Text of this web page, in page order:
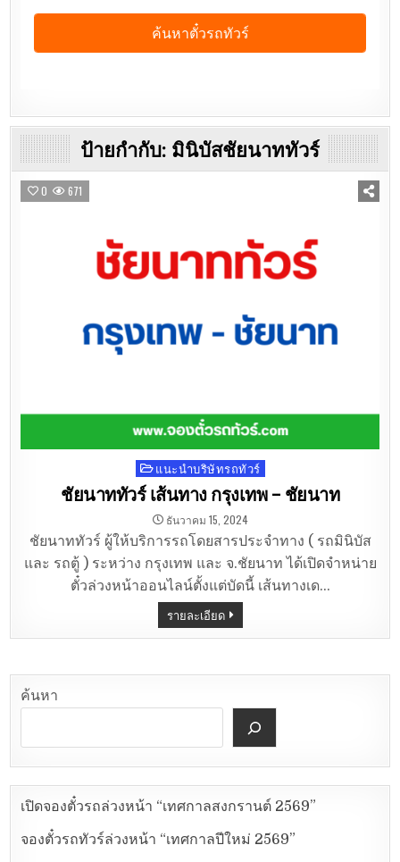
ป้ายกำกับ: มินิบัสชัยนาททัวร์
0 671
Posted
in
แนะนำบริษัทรถทัวร์
ชัยนาททัวร์ เส้นทาง กรุงเทพ – ชัยนาท
ธันวาคม 15, 2024
ชัยนาททัวร์ ผู้ให้บริการรถโดยสารประจำทาง ( รถมินิบัส
และ รถตู้ ) ระหว่าง กรุงเทพ และ จ.ชัยนาท ได้เปิดจำหน่าย
ตั๋วล่วงหน้าออนไลน์ตั้งแต่บัดนี้ เส้นทางเด…
รายละเอียด
ค้นหา
เปิดจองตั๋วรถล่วงหน้า “เทศกาลสงกรานต์ 2569”
จองตั๋วรถทัวร์ล่วงหน้า “เทศกาลปีใหม่ 2569”